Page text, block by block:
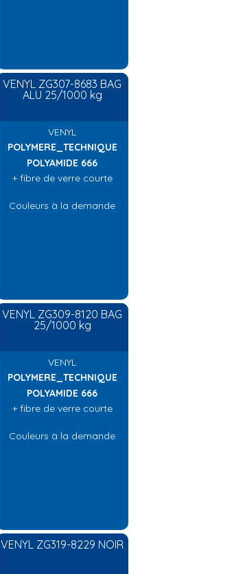
VENYL ZG307-8683 BAG
ALU 25/1000 kg
VENYL
POLYMERE_TECHNIQUE
POLYAMIDE 666
+ fibre de verre courte
Couleurs à la demande
VENYL ZG309-8120 BAG
25/1000 kg
VENYL
POLYMERE_TECHNIQUE
POLYAMIDE 666
+ fibre de verre courte
Couleurs à la demande
VENYL ZG319-8229 NOIR